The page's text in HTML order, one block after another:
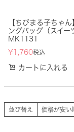
【ちびまる子ちゃ
ングバッグ（スイー
MK1131
¥ 1,760税込
カートに入れる
並び替え 価格が安い